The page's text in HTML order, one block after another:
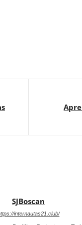
SJBoscan
internautas21.club/